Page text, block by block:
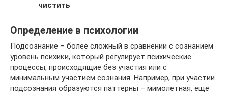
чистить
Определение в психологии
Подсознание – более сложный в сравнении с сознанием
уровень психики, который регулирует психические
процессы, происходящие без участия или с
минимальным участием сознания. Например, при участии
подсознания образуются паттерны – мимолетная, еще